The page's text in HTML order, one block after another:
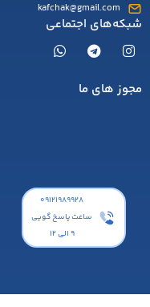
kafchak@gmail.com
شبکه‌های اجتماعی
مجوز های ما
۰۹۱۲۱۹۸۹۹۲۸
ساعت پاسخ گویی
9 الی 12